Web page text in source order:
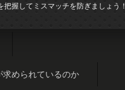
把握してミスマッチを防ぎましょう！
求められているのか